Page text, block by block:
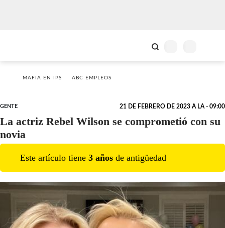
MAFIA EN IPS ABC EMPLEOS
GENTE 21 DE FEBRERO DE 2023 A LA - 09:00
La actriz Rebel Wilson se comprometió con su
novia
Este artículo tiene 3 años de antigüedad